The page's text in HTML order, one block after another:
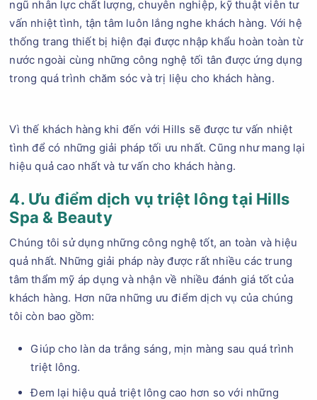
ngũ nhân lực chất lượng, chuyên nghiệp, kỹ thuật viên tư
vấn nhiệt tình, tận tâm luôn lắng nghe khách hàng. Với hệ
thống trang thiết bị hiện đại được nhập khẩu hoàn toàn từ
nước ngoài cùng những công nghệ tối tân được ứng dụng
trong quá trình chăm sóc và trị liệu cho khách hàng.
Vì thế khách hàng khi đến với Hills sẽ được tư vấn nhiệt
tình để có những giải pháp tối ưu nhất. Cũng như mang lại
hiệu quả cao nhất và tư vấn cho khách hàng.
4. Ưu điểm dịch vụ triệt lông tại Hills
Spa & Beauty
Chúng tôi sử dụng những công nghệ tốt, an toàn và hiệu
quả nhất. Những giải pháp này được rất nhiều các trung
tâm thẩm mỹ áp dụng và nhận về nhiều đánh giá tốt của
khách hàng. Hơn nữa những ưu điểm dịch vụ của chúng
tôi còn bao gồm:
Giúp cho làn da trắng sáng, mịn màng sau quá trình
triệt lông.
Đem lại hiệu quả triệt lông cao hơn so với những